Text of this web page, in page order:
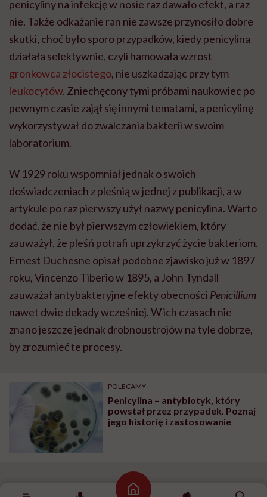
Strona główna
penicyliny na infekcję w nosie raz dawało efekt, a raz
nie. Także odkażanie ran nie zawsze przynosiło dobre
skutki, choć było sporo przypadków, kiedy penicylina
działała selektywnie, czyli hamowała wzrost
gronkowca złocistego, nie uszkadzając przy tym
leukocytów. Zniechęcony tymi próbami naukowiec po
pewnym czasie zajął się innymi tematami, a penicylinę
wykorzystywał do zwalczania bakterii w swoim
laboratorium.
W 1929 roku wspomniał jednak o swoich
doświadczeniach z pleśnią w jednej z publikacji, a w
artykule po raz pierwszy użył nazwy penicylina. Warto
dodać, że nie był pierwszym człowiekiem, który
zauważył, że pleśń potrafi uprzykrzyć życie bakteriom.
Ernest Duchesne opisał podobne zjawisko już w 1897
roku, Vincenzo Tiberio w 1895, a John Tyndall
zauważał antybakteryjne efekty obecności Penicillium
nawet dwie dekady wcześniej. W ich czasach nie
znano jeszcze jednak drobnoustrojów na tyle dobrze,
by zrozumieć te procesy.
POLECAMY
Penicylina – antybiotyk, który
powstał przez przypadek. Poznaj
jego historię i zastosowanie